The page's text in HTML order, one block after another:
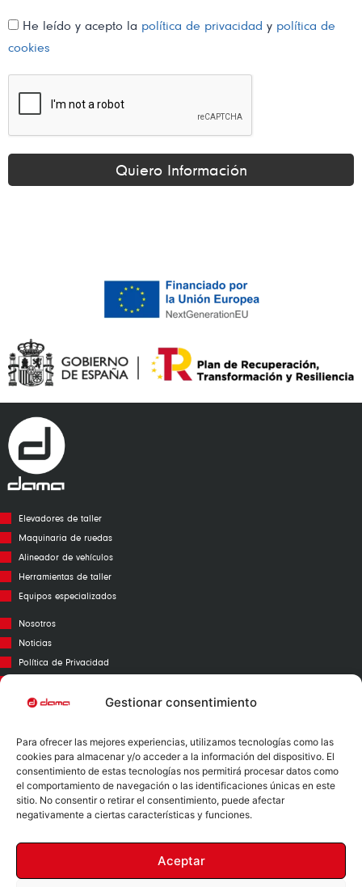
Gestionar consentimiento
Para ofrecer las mejores experiencias, utilizamos tecnologías como las
cookies para almacenar y/o acceder a la información del dispositivo. El
consentimiento de estas tecnologías nos permitirá procesar datos como
el comportamiento de navegación o las identificaciones únicas en este
sitio. No consentir o retirar el consentimiento, puede afectar
negativamente a ciertas características y funciones.
Aceptar
He leído y acepto la política de privacidad y política de
cookies
Quiero Información
Elevadores de taller
Maquinaria de ruedas
Alineador de vehículos
Herramientas de taller
Equipos especializados
Nosotros
Noticias
Política de Privacidad
Política de Cookies
Garantías
Catálogo
Contacto
Mapa Web